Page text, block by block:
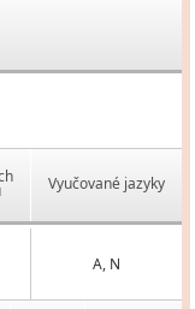
Vyučované jazyky
A, N